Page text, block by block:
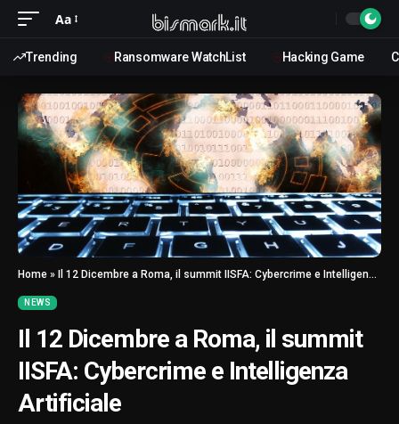
Aa
Trending Ransomware WatchList Hacking Game
Home » Il 12 Dicembre a Roma, il summit IISFA: Cybercrime e Intelligenza Artificiale
NEWS
Il 12 Dicembre a Roma, il summit
IISFA: Cybercrime e Intelligenza
Artificiale